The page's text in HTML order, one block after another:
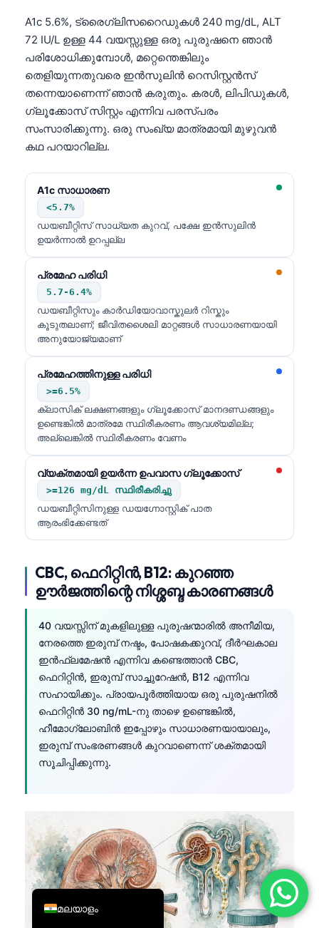
A1c 5.6%, ട്രൈഗ്ലിസറൈഡുകൾ 240 mg/dL, ALT
72 IU/L ഉള്ള 44 വയസ്സുള്ള ഒരു പുരുഷനെ ഞാൻ
പരിശോധിക്കുമ്പോൾ, മറ്റെന്തെങ്കിലും
തെളിയുന്നതുവരെ ഇൻസുലിൻ റെസിസ്റ്റൻസ്
തന്നെയാണെന്ന് ഞാൻ കരുതും. കരൾ, ലിപിഡുകൾ,
ഗ്ലൂക്കോസ് സിസ്റ്റം എന്നിവ പരസ്പരം
സംസാരിക്കുന്നു. ഒരു സംഖ്യ മാത്രമായി മുഴുവൻ
കഥ പറയാറില്ല.
A1c സാധാരണ
<5.7%
ഡയബീറ്റിസ് സാധ്യത കുറവ്, പക്ഷേ ഇൻസുലിൻ
ഉയർന്നാൽ ഉറപ്പല്ല
പ്രമേഹ പരിധി
5.7-6.4%
ഡയബീറ്റിസും കാർഡിയോവാസ്കുലർ റിസ്കും
കൂടുതലാണ്; ജീവിതശൈലി മാറ്റങ്ങൾ സാധാരണയായി
അനുയോജ്യമാണ്
പ്രമേഹത്തിനുള്ള പരിധി
>=6.5%
ക്ലാസിക് ലക്ഷണങ്ങളും ഗ്ലൂക്കോസ് മാനദണ്ഡങ്ങളും
ഉണ്ടെങ്കിൽ മാത്രമേ സ്ഥിരീകരണം ആവശ്യമില്ല;
അല്ലെങ്കിൽ സ്ഥിരീകരണം വേണം
വ്യക്തമായി ഉയർന്ന ഉപവാസ ഗ്ലൂക്കോസ്
>=126 mg/dL സ്ഥിരീകരിച്ചു
ഡയബീറ്റിസിനുള്ള ഡയഗ്നോസ്റ്റിക് പാത
ആരംഭിക്കേണ്ടത്
CBC, ഫെറിറ്റിൻ, B12: കുറഞ്ഞ
ഊർജത്തിന്റെ നിശ്ശബ്ദ കാരണങ്ങൾ
40 വയസ്സിന് മുകളിലുള്ള പുരുഷന്മാരിൽ അനീമിയ,
നേരത്തെ ഇരുമ്പ് നഷ്ടം, പോഷകക്കുറവ്, ദീർഘകാല
ഇൻഫ്ലമേഷൻ എന്നിവ കണ്ടെത്താൻ CBC,
ഫെറിറ്റിൻ, ഇരുമ്പ് സാച്ചുറേഷൻ, B12 എന്നിവ
സഹായിക്കും. പ്രായപൂർത്തിയായ ഒരു പുരുഷനിൽ
ഫെറിറ്റിൻ 30 ng/mL-നു താഴെ ഉണ്ടെങ്കിൽ,
ഹീമോഗ്ലോബിൻ ഇപ്പോഴും സാധാരണയായാലും,
ഇരുമ്പ് സംഭരണങ്ങൾ കുറവാണെന്ന് ശക്തമായി
സൂചിപ്പിക്കുന്നു.
മലയാളം
English
Deutsch
العربية
Italiano
Español
Português
Ελληνικά
Türkçe
Română
简体中文
Български
हिन्दी
Bahasa Indonesia
Íslenska
Српски језик
Svenska
Bosanski
Azərbaycan dili
Eesti
日本語
Čeština
Русский
Lietuvių kalba
Slovenščina
Magyar
Shqip
বাংলা
اردو